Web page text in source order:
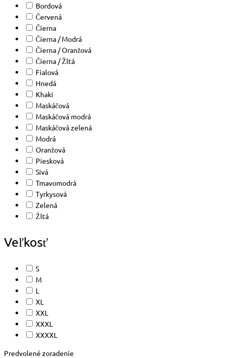
Bordová
Červená
Čierna
Čierna / Modrá
Čierna / Oranžová
Čierna / Žltá
Fialová
Hnedá
Khaki
Maskáčová
Maskáčová modrá
Maskáčová zelená
Modrá
Oranžová
Piesková
Sivá
Tmavomodrá
Tyrkysová
Zelená
Žltá
Veľkosť
S
M
L
XL
XXL
XXXL
XXXXL
Predvolené zoradenie